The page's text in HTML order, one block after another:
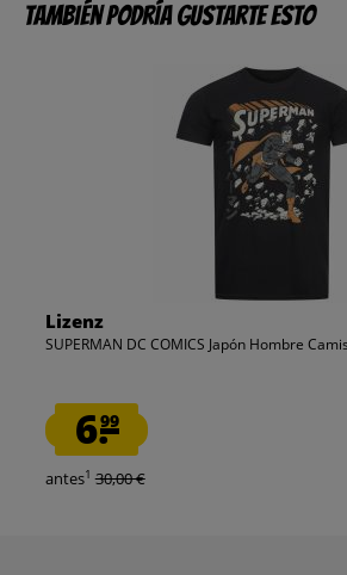
También podría gustarte esto
Lizenz
SUPERMAN DC COMICS Japón Hombre
6.99
antes1 30,00 €